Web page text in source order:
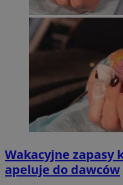
Wakacyjne zapasy
apeluje do dawców